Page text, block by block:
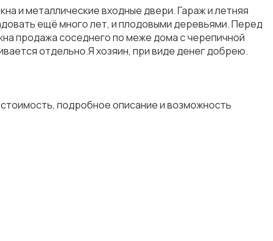
и металлические входные двери. Гараж и летняя
ещё много лет, и плодовыми деревьями. Перед
продажа соседнего по меже дома с черепичной
отдельно.Я хозяин, при виде денег добрею.
подробное описание и возможность